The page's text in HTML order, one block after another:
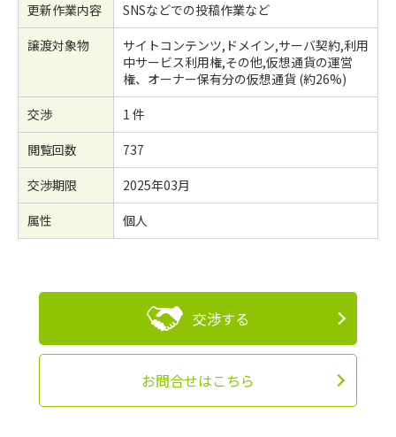
更新作業内容
SNSなどでの投稿作業など
譲渡対象物
サイトコンテンツ,ドメイン,サーバ契約,利用
中サービス利用権,その他,仮想通貨の運営
権、オーナー保有分の仮想通貨 (約26%)
交渉
1 件
閲覧回数
737
交渉期限
2025年03月
属性
個人
交渉する
お問合せはこちら